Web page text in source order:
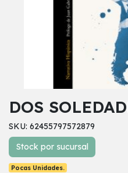
DOS
SKU: 62455797572879
Stock por sucursal
Pocas Unidades.